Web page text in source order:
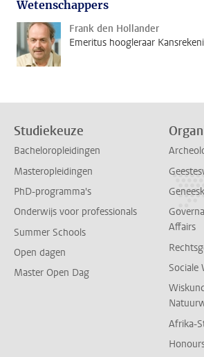
Wetenschappers
Frank den Hollander
Emeritus hoogleraar
Studiekeuze
Bacheloropleidingen
Masteropleidingen
PhD-programma's
Onderwijs voor professionals
Summer Schools
Open dagen
Master Open Dag
Affairs
Sociale
Afrika-